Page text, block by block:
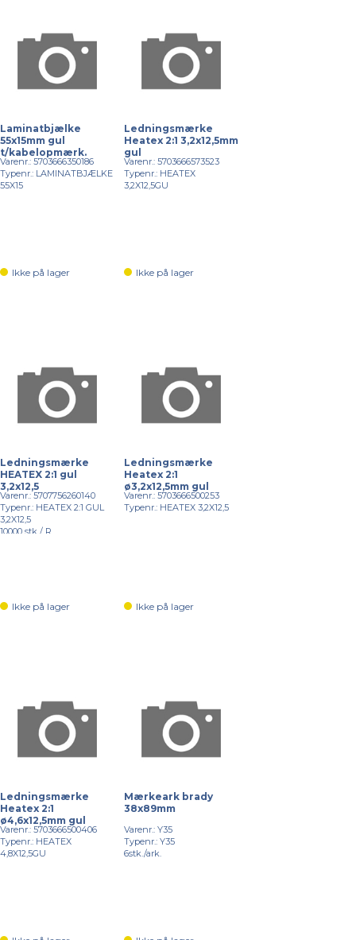
Laminatbjælke
55x15mm gul
t/kabelopmærk.
Varenr.: 5703666350186
Typenr.: LAMINATBJÆLKE
55X15
Ikke på lager
Ledningsmærke
Heatex 2:1 3,2x12,5mm
gul
Varenr.: 5703666573523
Typenr.: HEATEX
3,2X12,5GU
Ikke på lager
Ledningsmærke
HEATEX 2:1 gul
3,2x12,5
Varenr.: 5707756260140
Typenr.: HEATEX 2:1 GUL
3,2X12,5
10000 stk / R
Ikke på lager
Ledningsmærke
Heatex 2:1
ø3,2x12,5mm gul
Varenr.: 5703666500253
Typenr.: HEATEX 3,2X12,5
Ikke på lager
Ledningsmærke
Heatex 2:1
ø4,6x12,5mm gul
Varenr.: 5703666500406
Typenr.: HEATEX
4,8X12,5GU
Mærkeark brady
38x89mm
Varenr.: Y35
Typenr.: Y35
6stk./ark.